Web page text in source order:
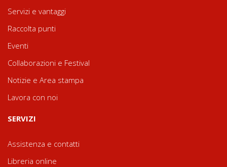
Servizi e vantaggi
Raccolta punti
Eventi
Collaborazioni e Festival
Notizie e Area stampa
Lavora con noi
SERVIZI
Assistenza e contatti
Libreria online